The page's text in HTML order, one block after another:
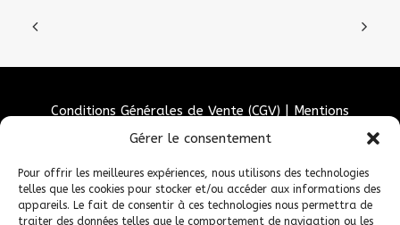
Gérer le consentement
Pour offrir les meilleures expériences, nous utilisons des technologies
telles que les cookies pour stocker et/ou accéder aux informations des
appareils. Le fait de consentir à ces technologies nous permettra de
traiter des données telles que le comportement de navigation ou les
Conditions Générales de Vente (CGV)
Mentions
Politique de confidentialité